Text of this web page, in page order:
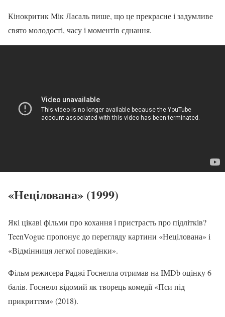
Кінокритик Мік Ласаль пише, що це прекрасне і задумливе
свято молодості, часу і моментів єднання.
«Нецілована» (1999)
Які цікаві фільми про кохання і пристрасть про підлітків?
TeenVogue пропонує до перегляду картини «Нецілована» і
«Відмінниця легкої поведінки».
Фільм режисера Раджі Госнелла отримав на IMDb оцінку 6
балів. Госнелл відомий як творець комедії «Пси під
прикриттям» (2018).